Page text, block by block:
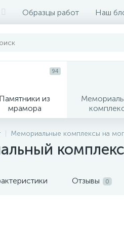
Образцы работ Наш
Памятники из
мрамора
94
Мемориальные комплексы на
Отзывы 0